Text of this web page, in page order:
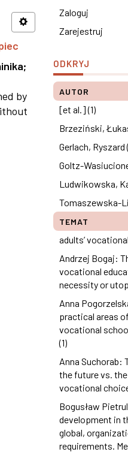
;
by
Zaloguj
Zarejestruj
ODKRYJ
AUTOR
[et al.] (1)
Brzeziński,
Gerlach, Ryszard
Goltz-
Ludwikowska,
Tomaszewska-
TEMAT
adults’
Andrzej Bogaj:
vocational
necessity or
Anna
practical areas
vocational
(1)
Anna Suchorab:
the future vs.
vocational
Bogusław
development in
global,
requirements.